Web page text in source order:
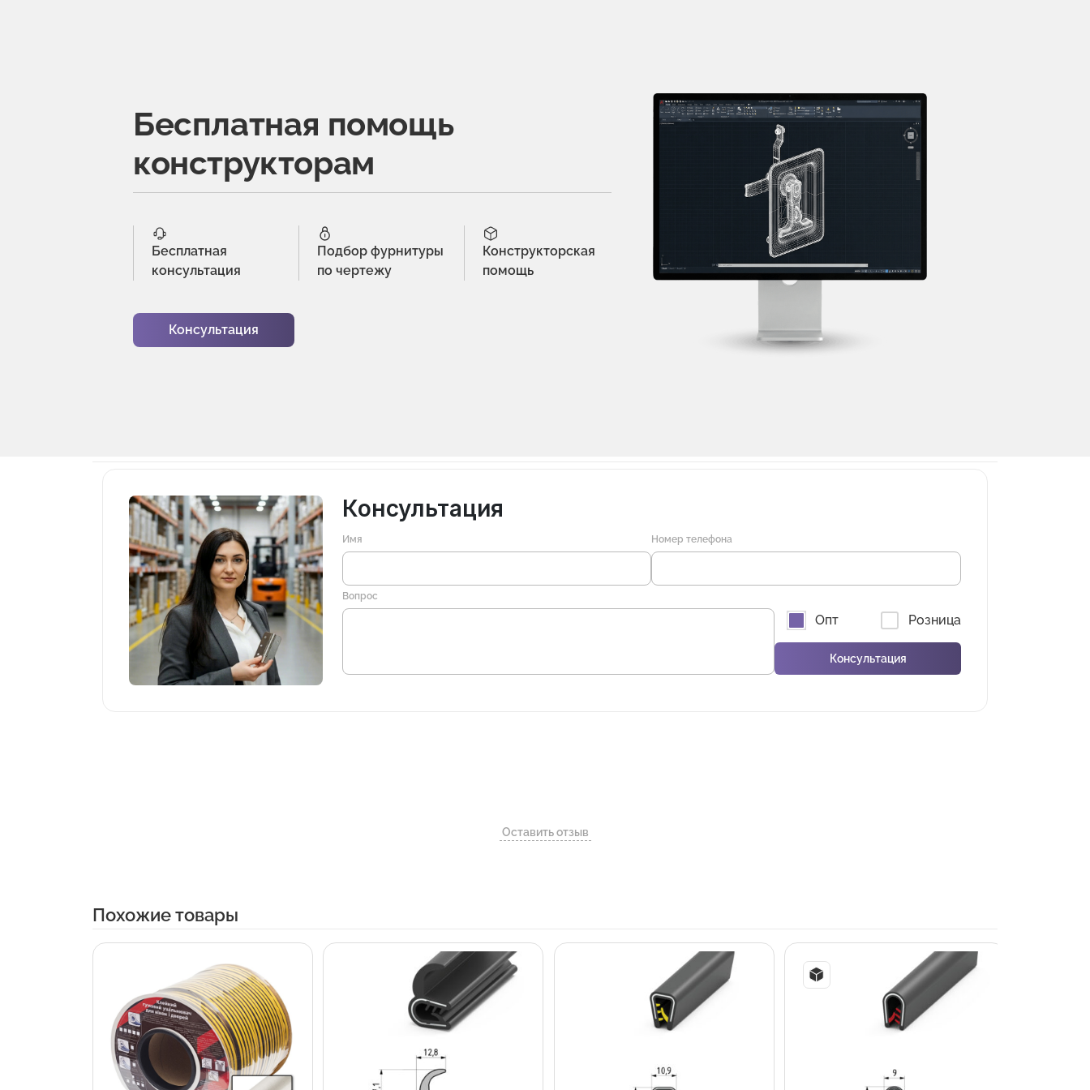
Бесплатная помощь
конструкторам
Бесплатная
консультация
Подбор фурнитуры
по чертежу
Конструкторская
помощь
Консультация
Консультация
Имя Номер телефона
Вопрос
Опт Розница
Оставить отзыв
Похожие товары